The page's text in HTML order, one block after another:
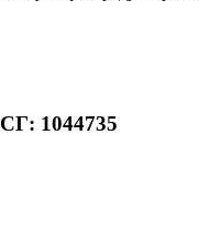
1044735